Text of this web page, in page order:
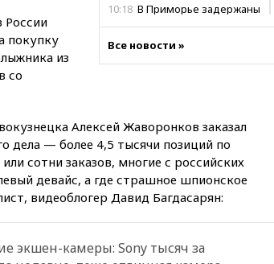
10:18 В Приморье задержаны
09:59The Spectator:
09:54МВД Германии:
инцидент с дроном в
аэропорту Лейпцига —
«сценарий гибридной атаки»
09:32В Тверской области
Wildberries
Все новости »
России
покупку
из
со
Алексей Жаворонков заказал
дела — более 4,5 тысячи позиций по
сотни заказов, многие с российских
девайс, а где страшное шпионское
видеоблогер Давид Багдасарян:
экшен-камеры: Sony тысяч за